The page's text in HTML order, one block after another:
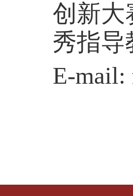
创新大
秀指导
E-mail: